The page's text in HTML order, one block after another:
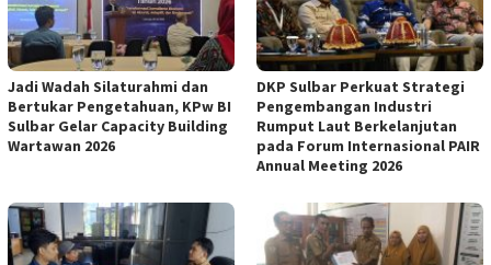
Jadi Wadah Silaturahmi dan
Bertukar Pengetahuan, KPw BI
Sulbar Gelar Capacity Building
Wartawan 2026
DKP Sulbar Perkuat Strategi
Pengembangan Industri
Rumput Laut Berkelanjutan
pada Forum Internasional PAIR
Annual Meeting 2026